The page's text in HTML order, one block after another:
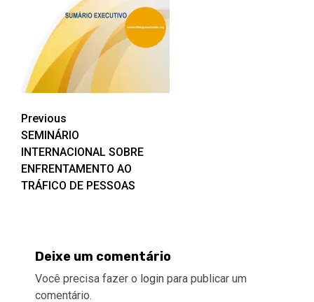
Post
navigation
Previous
SEMINÁRIO
INTERNACIONAL SOBRE
ENFRENTAMENTO AO
TRÁFICO DE PESSOAS
Deixe um comentário
Você precisa fazer o login para publicar um
comentário.